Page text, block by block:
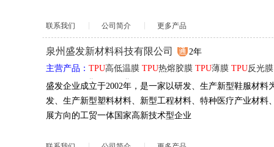
联系我们 公司简介 更多产品
泉州盛发新材料科技有限公司
2年
主营产品： TPU高低温膜 TPU热熔胶膜 TPU薄膜 TPU反光膜
TPU2D\3D膜 TPU网膜
盛发企业成立于2002年，是一家以研发、生产新型鞋服材料
发、生产新型塑料材料、新型工程材料、特种医疗产业材料
展方向的工贸一体国家高新技术型企业